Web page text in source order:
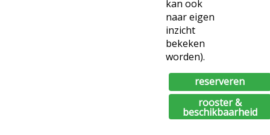
kan ook
naar eigen
inzicht
bekeken
worden).
reserveren
rooster &
beschikbaarheid